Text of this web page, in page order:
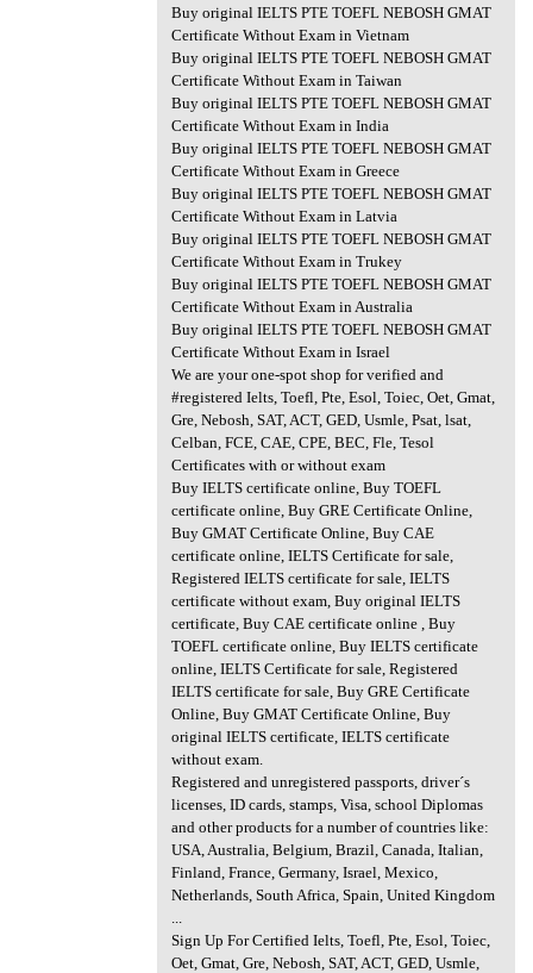
Buy original IELTS PTE TOEFL NEBOSH GMAT
Certificate Without Exam in Vietnam
Buy original IELTS PTE TOEFL NEBOSH GMAT
Certificate Without Exam in Taiwan
Buy original IELTS PTE TOEFL NEBOSH GMAT
Certificate Without Exam in India
Buy original IELTS PTE TOEFL NEBOSH GMAT
Certificate Without Exam in Greece
Buy original IELTS PTE TOEFL NEBOSH GMAT
Certificate Without Exam in Latvia
Buy original IELTS PTE TOEFL NEBOSH GMAT
Certificate Without Exam in Trukey
Buy original IELTS PTE TOEFL NEBOSH GMAT
Certificate Without Exam in Australia
Buy original IELTS PTE TOEFL NEBOSH GMAT
Certificate Without Exam in Israel
We are your one-spot shop for verified and
#registered Ielts, Toefl, Pte, Esol, Toiec, Oet, Gmat,
Gre, Nebosh, SAT, ACT, GED, Usmle, Psat, lsat,
Celban, FCE, CAE, CPE, BEC, Fle, Tesol
Certificates with or without exam
Buy IELTS certificate online, Buy TOEFL
certificate online, Buy GRE Certificate Online,
Buy GMAT Certificate Online, Buy CAE
certificate online, IELTS Certificate for sale,
Registered IELTS certificate for sale, IELTS
certificate without exam, Buy original IELTS
certificate, Buy CAE certificate online , Buy
TOEFL certificate online, Buy IELTS certificate
online, IELTS Certificate for sale, Registered
IELTS certificate for sale, Buy GRE Certificate
Online, Buy GMAT Certificate Online, Buy
original IELTS certificate, IELTS certificate
without exam.
Registered and unregistered passports, driver´s
licenses, ID cards, stamps, Visa, school Diplomas
and other products for a number of countries like:
USA, Australia, Belgium, Brazil, Canada, Italian,
Finland, France, Germany, Israel, Mexico,
Netherlands, South Africa, Spain, United Kingdom
Sign Up For Certified Ielts, Toefl, Pte, Esol, Toiec,
Oet, Gmat, Gre, Nebosh, SAT, ACT, GED, Usmle,